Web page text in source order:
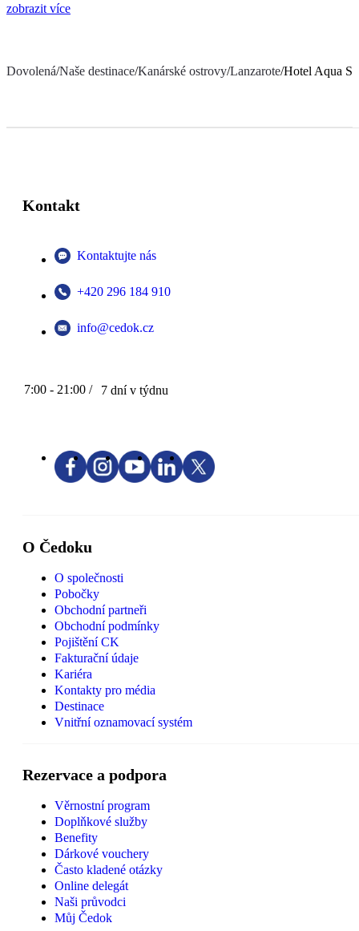
zobrazit více
Dovolená/Naše destinace/Kanárské ostrovy/Lanzarote/Hotel Aqua
Kontakt
Kontaktujte nás
+420 296 184 910
info@cedok.cz
7:00 - 21:00 / 7 dní v týdnu
O Čedoku
O společnosti
Pobočky
Obchodní partneři
Obchodní podmínky
Pojištění CK
Fakturační údaje
Kariéra
Kontakty pro média
Destinace
Vnitřní oznamovací systém
Rezervace a podpora
Věrnostní program
Doplňkové služby
Benefity
Dárkové vouchery
Často kladené otázky
Online delegát
Naši průvodci
Můj Čedok